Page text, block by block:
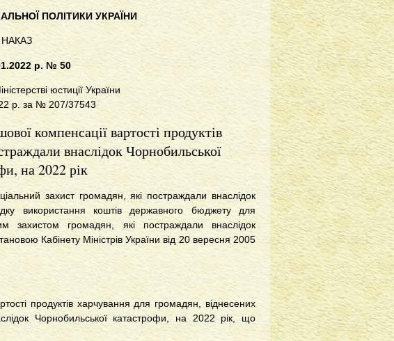
ПОЛІТИКИ УКРАЇНИ
НАКАЗ
р. № 50
юстиції України
р. за № 207/37543
компенсації вартості продуктів
внаслідок Чорнобильської
на 2022 рік
захист громадян, які постраждали внаслідок
використання коштів державного бюджету для
захистом громадян, які постраждали внаслідок
Кабінету Міністрів України від 20 вересня 2005
продуктів харчування для громадян, віднесених
Чорнобильської катастрофи, на 2022 рік, що